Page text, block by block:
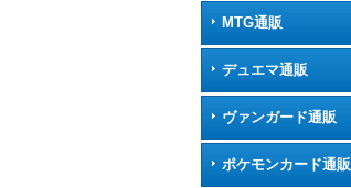
MTG通販
デュエマ通販
ヴァンガード通販
ポケモンカード通販